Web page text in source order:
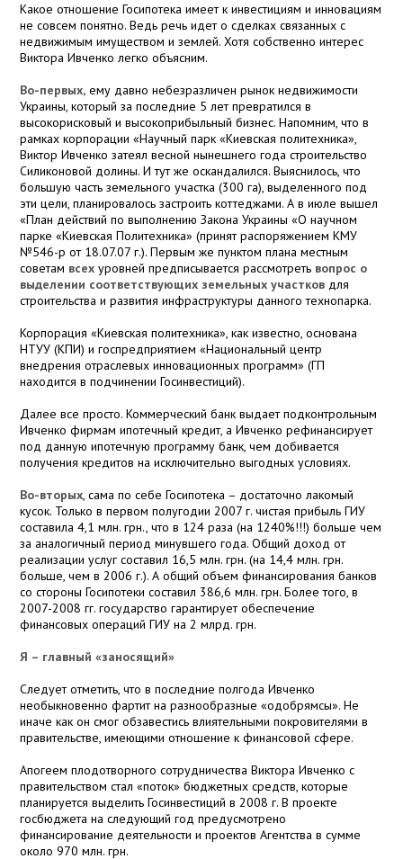
Какое отношение Госипотека имеет к инвестициям и инновациям
не совсем понятно. Ведь речь идет о сделках связанных с
недвижимым имуществом и землей. Хотя собственно интерес
Виктора Ивченко легко объясним.
Во-первых, ему давно небезразличен рынок недвижимости
Украины, который за последние 5 лет превратился в
высокорисковый и высокоприбыльный бизнес. Напомним, что в
рамках корпорации «Научный парк «Киевская политехника»,
Виктор Ивченко затеял весной нынешнего года строительство
Силиконовой долины. И тут же оскандалился. Выяснилось, что
большую часть земельного участка (300 га), выделенного под
эти цели, планировалось застроить коттеджами. А в июле вышел
«План действий по выполнению Закона Украины «О научном
парке «Киевская Политехника» (принят распоряжением КМУ
№546-р от 18.07.07 г.). Первым же пунктом плана местным
советам всех уровней предписывается рассмотреть вопрос о
выделении соответствующих земельных участков для
строительства и развития инфраструктуры данного технопарка.
Корпорация «Киевская политехника», как известно, основана
НТУУ (КПИ) и госпредприятием «Национальный центр
внедрения отраслевых инновационных программ» (ГП
находится в подчинении Госинвестиций).
Далее все просто. Коммерческий банк выдает подконтрольным
Ивченко фирмам ипотечный кредит, а Ивченко рефинансирует
под данную ипотечную программу банк, чем добивается
получения кредитов на исключительно выгодных условиях.
Во-вторых, сама по себе Госипотека – достаточно лакомый
кусок. Только в первом полугодии 2007 г. чистая прибыль ГИУ
составила 4,1 млн. грн., что в 124 раза (на 1240%!!!) больше чем
за аналогичный период минувшего года. Общий доход от
реализации услуг составил 16,5 млн. грн. (на 14,4 млн. грн.
больше, чем в 2006 г.). А общий объем финансирования банков
со стороны Госипотеки составил 386,6 млн. грн. Более того, в
2007-2008 гг. государство гарантирует обеспечение
финансовых операций ГИУ на 2 млрд. грн.
Я – главный «заносящий»
Следует отметить, что в последние полгода Ивченко
необыкновенно фартит на разнообразные «одобрямсы». Не
иначе как он смог обзавестись влиятельными покровителями в
правительстве, имеющими отношение к финансовой сфере.
Апогеем плодотворного сотрудничества Виктора Ивченко с
правительством стал «поток» бюджетных средств, которые
планируется выделить Госинвестиций в 2008 г. В проекте
госбюджета на следующий год предусмотрено
финансирование деятельности и проектов Агентства в сумме
около 970 млн. грн.